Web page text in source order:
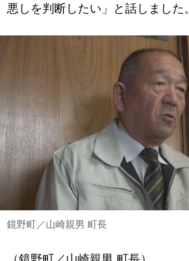
悪しを判断したい」と話しました。
鏡野町／山崎親男 町長